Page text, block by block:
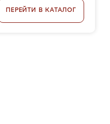
ПЕРЕЙТИ В КАТАЛОГ